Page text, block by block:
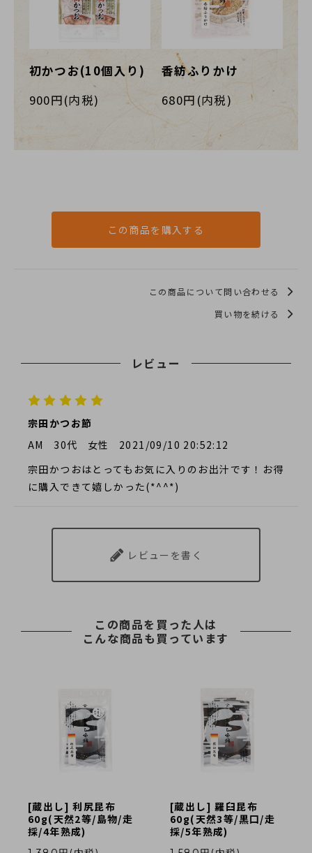
初かつお(10個入り)
900円(内税)
香紡ふりかけ
680円(内税)
この商品を購入する
この商品について問い合わせる
買い物を続ける
レビュー
宗田かつお節
AM
30代 女性
2021/09/10 20:52:12
宗田かつおはとってもお気に入りのお出汁です！お得
に購入できて嬉しかった(*^^*)
レビューを書く
この商品を買った人は
こんな商品も買っています
[蔵出し] 利尻昆布
60g(天然2等/島物/走
採/4年熟成)
[蔵出し] 羅臼昆布
60g(天然3等/黒口/走
採/5年熟成)